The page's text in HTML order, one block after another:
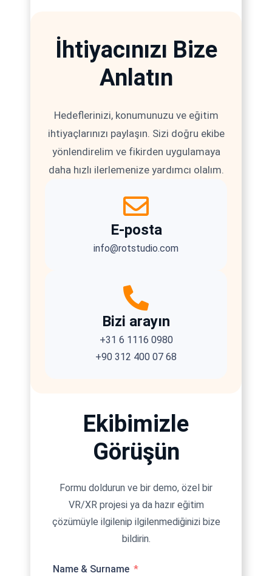
İhtiyacınızı Bize
Anlatın
Hedeflerinizi, konumunuzu ve eğitim
ihtiyaçlarınızı paylaşın. Sizi doğru ekibe
yönlendirelim ve fikirden uygulamaya
daha hızlı ilerlemenize yardımcı olalım.
E-posta
info@rotstudio.com
Bizi arayın
+31 6 1116 0980
+90 312 400 07 68
Ekibimizle
Görüşün
Formu doldurun ve bir demo, özel bir
VR/XR projesi ya da hazır eğitim
çözümüyle ilgilenip ilgilenmediğinizi bize
bildirin.
Name & Surname